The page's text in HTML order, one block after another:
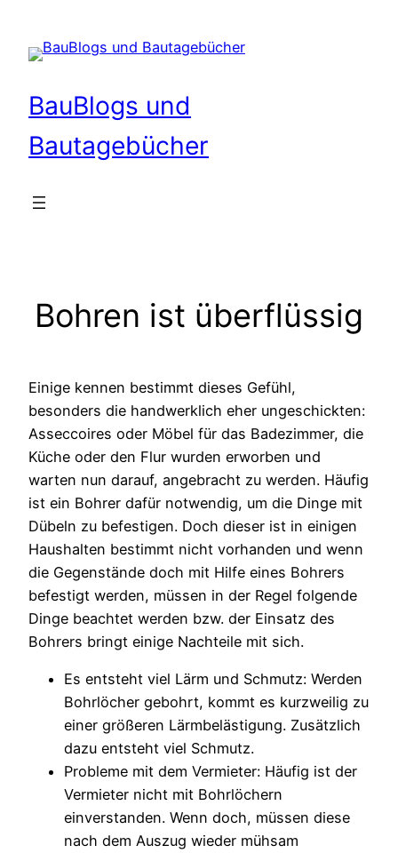
Inhalt
springen
BauBlogs und
Bautagebücher
Bohren ist überflüssig
Einige kennen bestimmt dieses Gefühl,
besonders die handwerklich eher ungeschickten:
Asseccoires oder Möbel für das Badezimmer, die
Küche oder den Flur wurden erworben und
warten nun darauf, angebracht zu werden. Häufig
ist ein Bohrer dafür notwendig, um die Dinge mit
Dübeln zu befestigen. Doch dieser ist in einigen
Haushalten bestimmt nicht vorhanden und wenn
die Gegenstände doch mit Hilfe eines Bohrers
befestigt werden, müssen in der Regel folgende
Dinge beachtet werden bzw. der Einsatz des
Bohrers bringt einige Nachteile mit sich.
Es entsteht viel Lärm und Schmutz: Werden
Bohrlöcher gebohrt, kommt es kurzweilig zu
einer größeren Lärmbelästigung. Zusätzlich
dazu entsteht viel Schmutz.
Probleme mit dem Vermieter: Häufig ist der
Vermieter nicht mit Bohrlöchern
einverstanden. Wenn doch, müssen diese
nach dem Auszug wieder mühsam